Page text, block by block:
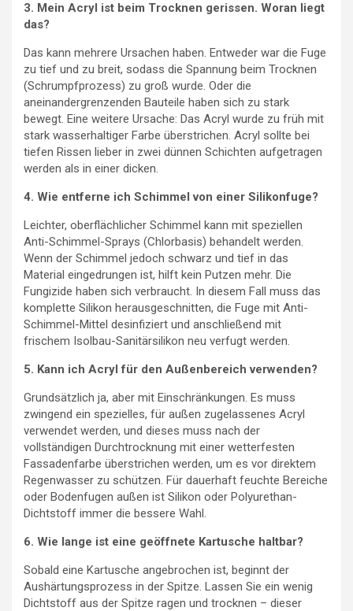
3. Mein Acryl ist beim Trocknen gerissen. Woran liegt
das?
Das kann mehrere Ursachen haben. Entweder war die Fuge
zu tief und zu breit, sodass die Spannung beim Trocknen
(Schrumpfprozess) zu groß wurde. Oder die
aneinandergrenzenden Bauteile haben sich zu stark
bewegt. Eine weitere Ursache: Das Acryl wurde zu früh mit
stark wasserhaltiger Farbe überstrichen. Acryl sollte bei
tiefen Rissen lieber in zwei dünnen Schichten aufgetragen
werden als in einer dicken.
4. Wie entferne ich Schimmel von einer Silikonfuge?
Leichter, oberflächlicher Schimmel kann mit speziellen
Anti-Schimmel-Sprays (Chlorbasis) behandelt werden.
Wenn der Schimmel jedoch schwarz und tief in das
Material eingedrungen ist, hilft kein Putzen mehr. Die
Fungizide haben sich verbraucht. In diesem Fall muss das
komplette Silikon herausgeschnitten, die Fuge mit Anti-
Schimmel-Mittel desinfiziert und anschließend mit
frischem Isolbau-Sanitärsilikon neu verfugt werden.
5. Kann ich Acryl für den Außenbereich verwenden?
Grundsätzlich ja, aber mit Einschränkungen. Es muss
zwingend ein spezielles, für außen zugelassenes Acryl
verwendet werden, und dieses muss nach der
vollständigen Durchtrocknung mit einer wetterfesten
Fassadenfarbe überstrichen werden, um es vor direktem
Regenwasser zu schützen. Für dauerhaft feuchte Bereiche
oder Bodenfugen außen ist Silikon oder Polyurethan-
Dichtstoff immer die bessere Wahl.
6. Wie lange ist eine geöffnete Kartusche haltbar?
Sobald eine Kartusche angebrochen ist, beginnt der
Aushärtungsprozess in der Spitze. Lassen Sie ein wenig
Dichtstoff aus der Spitze ragen und trocknen – dieser